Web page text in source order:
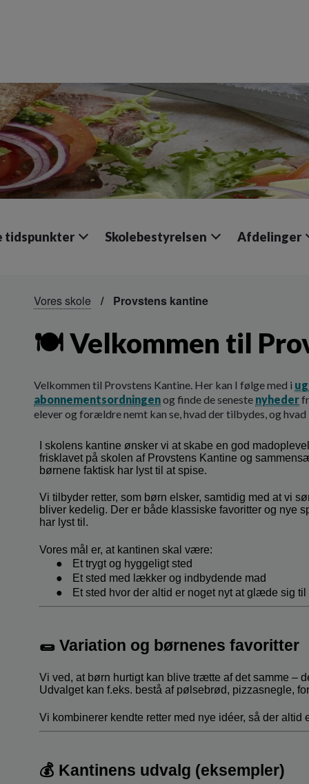
tidspunkter Skolebestyrelsen Afdelinger
Vores skole Provstens kantine
🍽️ Velkommen til
Velkommen til Provstens Kantine. Her kan I følge med i
abonnementsordningenog finde de seneste nyheder
elever og forældre nemt kan se, hvad der tilbydes, og